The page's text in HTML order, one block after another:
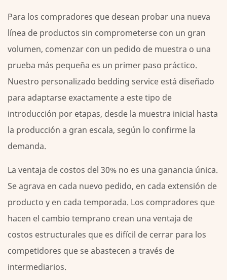
Para los compradores que desean probar una nueva
línea de productos sin comprometerse con un gran
volumen, comenzar con un pedido de muestra o una
prueba más pequeña es un primer paso práctico.
Nuestro personalizado bedding service está diseñado
para adaptarse exactamente a este tipo de
introducción por etapas, desde la muestra inicial hasta
la producción a gran escala, según lo confirme la
demanda.
La ventaja de costos del 30% no es una ganancia única.
Se agrava en cada nuevo pedido, en cada extensión de
producto y en cada temporada. Los compradores que
hacen el cambio temprano crean una ventaja de
costos estructurales que es difícil de cerrar para los
competidores que se abastecen a través de
intermediarios.